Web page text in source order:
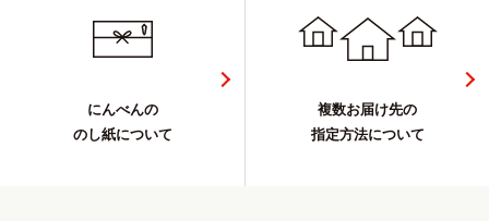
にんべんの
のし紙について
複数お届け先の
指定方法について